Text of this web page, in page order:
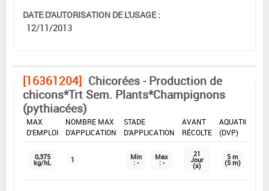
DATE D'AUTORISATION DE L'USAGE :
12/11/2013
[16361204] Chicorées - Production de
chicons*Trt Sem. Plants*Champignons
(pythiacées)
DOSE
MAX
D'EMPLOI
NOMBRE MAX
D'APPLICATION
STADE
D'APPLICATION
AVANT
RÉCOLTE
AQUATIQUE
(DVP)
0,375
kg/hL 1 Min
: -
Max
: -
21
Jour
(s)
5 m
(5 m)